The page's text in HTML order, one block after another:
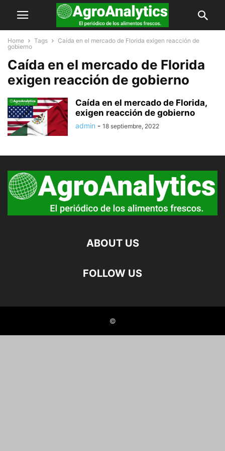
Home Tags
Caída en el mercado de Florida exigen reacción de
gobierno
Caída en el mercado de Florida
exigen reacción de gobierno
Caída en el mercado de Florida,
exigen reacción de gobierno
admin - 18 septiembre, 2022
ABOUT US
FOLLOW US
©